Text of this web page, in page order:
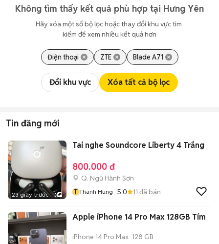
Không tìm thấy kết quả phù hợp tại Hưng Yên
Hãy xóa một số bộ lọc hoặc thay đổi khu vực tìm
kiếm để xem nhiều kết quả hơn
Điện thoại ZTE Blade A71
Đổi khu vực Xóa tất cả bộ lọc
Tin đăng mới
23 giây trước 3
Tai nghe Soundcore Liberty 4 Trắng
800.000 đ
Q. Ngũ Hành Sơn
T Thanh Hung 5.0 11 đã bán
Apple iPhone 14 Pro Max 128GB Tím
iPhone 14 Pro Max 128 GB